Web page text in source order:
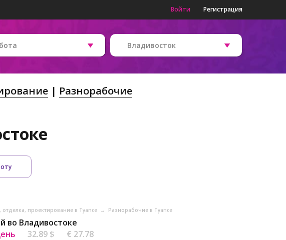
Войти Регистрация
Владивосток
Разнорабочие
отделка, проектирование в Туапсе → Разнорабочие в Туапсе
во Владивостоке
32.89 $
€ 27.78